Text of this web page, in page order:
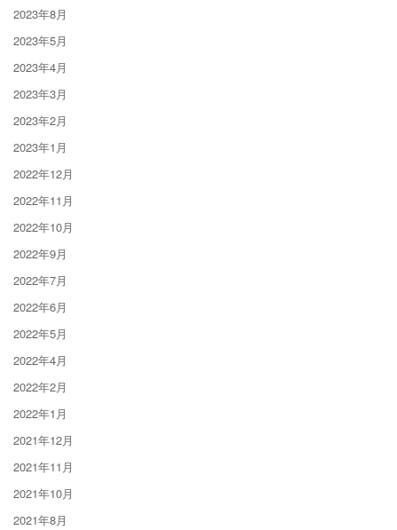
2023年8月
2023年5月
2023年4月
2023年3月
2023年2月
2023年1月
2022年12月
2022年11月
2022年10月
2022年9月
2022年7月
2022年6月
2022年5月
2022年4月
2022年2月
2022年1月
2021年12月
2021年11月
2021年10月
2021年8月